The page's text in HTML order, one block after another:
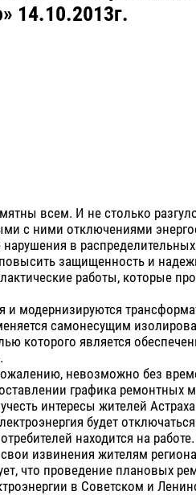
14.10.2013г.
всем. И не столько
с ними отключениями
нарушения в
защищенность и
работы, которые
и модернизируются
самонесущим
которого является
невозможно без
графика ремонтных
интересы жителей
будет
находится на работе.
извинения жителям
что проведение плановых
в Советском и